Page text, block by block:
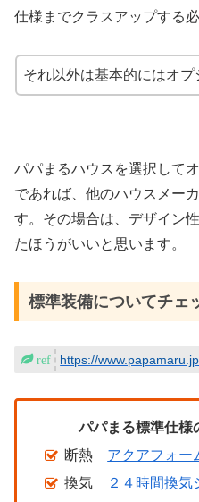
仕様までクラスアップする
それ以外は基本的にはオプ
パパまるハウスを選択して
であれば、他のハウスメー
す。その場合は、デザイン
たほうがいいと思います。
標準装備についてチェ
https://
パパまる標準仕様
断熱 アクアフォー
換気
２４時間換気